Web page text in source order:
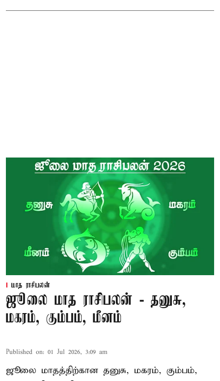
மாத ராசிபலன்
ஜூலை மாத ராசிபலன் - தனுசு,
மகரம், கும்பம், மீனம்
Published on: 01 Jul 2026, 3:09 am
ஜூலை மாதத்திற்கான தனுசு, மகரம், கும்பம்,